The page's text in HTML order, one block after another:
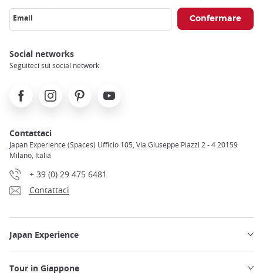
Email
Social networks
Seguiteci sui social network
FacebookInstagramPinterest Youtube
Contattaci
Japan Experience (Spaces) Ufficio 105, Via Giuseppe Piazzi 2 - 4 20159
Milano, Italia
+ 39 (0) 29 475 6481
Contattaci
Japan Experience
Tour in Giappone